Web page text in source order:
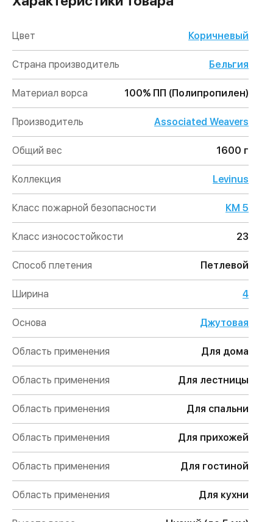
Цвет Коричневый
Страна производитель Бельгия
Материал ворса 100% ПП (Полипропилен)
Производитель Associated Weavers
Общий вес 1600 г
Коллекция Levinus
Класс пожарной безопасности КМ 5
Класс износостойкости 23
Способ плетения Петлевой
Ширина 4
Основа Джутовая
Область применения Для дома
Область применения Для лестницы
Область применения Для спальни
Область применения Для прихожей
Область применения Для гостиной
Область применения Для кухни